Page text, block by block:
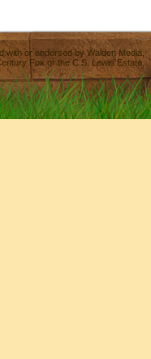
with or endorsed byWalden Media
Fox or the C.S. Lewis Estate.